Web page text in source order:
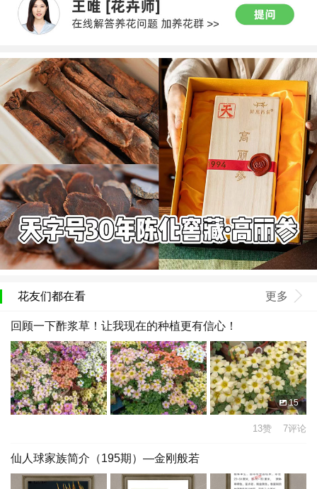
花友们都在看 更多
回顾一下酢浆草！让我现在的种植更有信心！
15
13赞 7评论
仙人球家族简介（195期）—金刚般若